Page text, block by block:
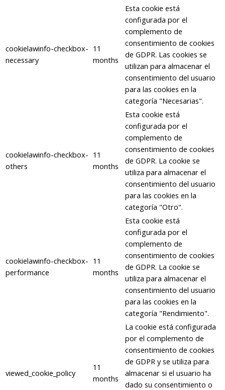
cookielawinfo-checkbox-
necessary
11
months
Esta cookie está
configurada por el
complemento de
consentimiento de cookies
de GDPR. Las cookies se
utilizan para almacenar el
consentimiento del usuario
para las cookies en la
categoría "Necesarias".
cookielawinfo-checkbox-
others
11
months
Esta cookie está
configurada por el
complemento de
consentimiento de cookies
de GDPR. La cookie se
utiliza para almacenar el
consentimiento del usuario
para las cookies en la
categoría "Otro".
cookielawinfo-checkbox-
performance
11
months
Esta cookie está
configurada por el
complemento de
consentimiento de cookies
de GDPR. La cookie se
utiliza para almacenar el
consentimiento del usuario
para las cookies en la
categoría "Rendimiento".
viewed_cookie_policy
11
months
La cookie está configurada
por el complemento de
consentimiento de cookies
de GDPR y se utiliza para
almacenar si el usuario ha
dado su consentimiento o